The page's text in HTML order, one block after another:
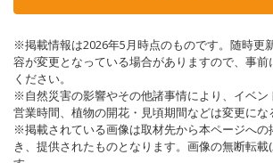
※掲載情報は2026年5月時点のものです。随時更
容が変更となっている場合がありますので、事
ください。
※自然災害の影響やその他諸事情により、イベン
営業時間、植物の開花・見頃期間などは変更にな
※掲載されている画像は取材先から本ページへの
き、提供されたものとなります。画像の無断転載